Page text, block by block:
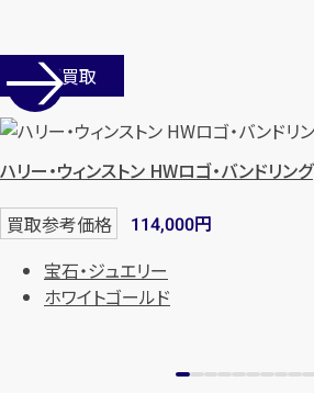
店舗買取
ハリー・ウィンストン HWロゴ・バンドリング
買取参考価格 114,000円
宝石・ジュエリー
ホワイトゴールド